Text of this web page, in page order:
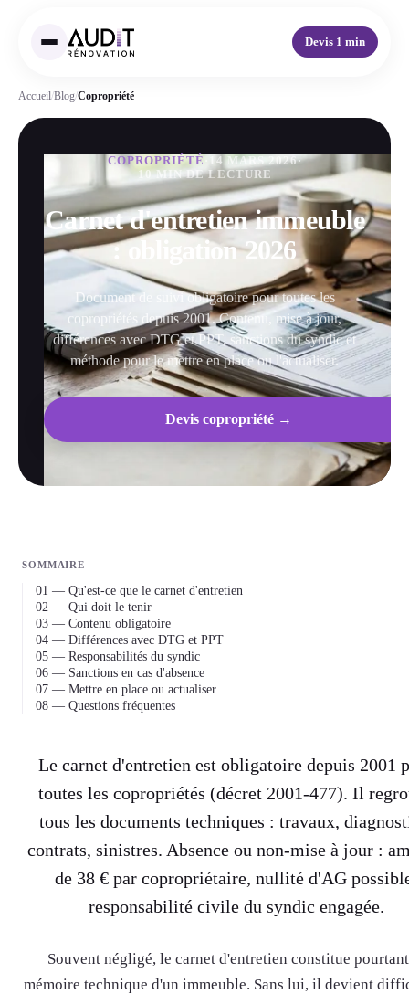
Devis 1 min
Accueil/Blog/Copropriété
COPROPRIÉTÉ 14 MARS 2026·
10 MIN DE LECTURE
Carnet d'entretien immeuble
: obligation 2026
Document de suivi obligatoire pour toutes les
copropriétés depuis 2001. Contenu, mise à jour,
différences avec DTG et PPT, sanctions du syndic et
méthode pour le mettre en place ou l'actualiser.
Devis copropriété →
SOMMAIRE
01 — Qu'est-ce que le carnet d'entretien
02 — Qui doit le tenir
03 — Contenu obligatoire
04 — Différences avec DTG et PPT
05 — Responsabilités du syndic
06 — Sanctions en cas d'absence
07 — Mettre en place ou actualiser
08 — Questions fréquentes
Le carnet d'entretien est obligatoire depuis 2001
toutes les copropriétés (décret 2001-477). Il
tous les documents techniques : travaux,
contrats, sinistres. Absence ou non-mise à jour :
de 38 € par copropriétaire, nullité d'AG
responsabilité civile du syndic engagée.
Souvent négligé, le carnet d'entretien constitue
mémoire technique d'un immeuble. Sans lui, il devient